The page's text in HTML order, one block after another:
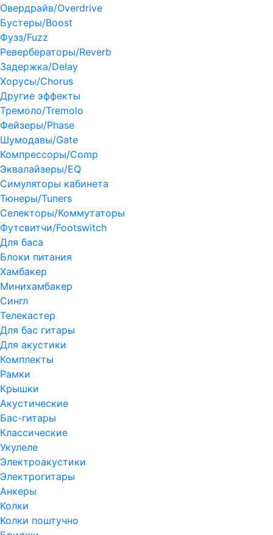
Овердрайв/Overdrive
Бустеры/Boost
Фузз/Fuzz
Ревербераторы/Reverb
Задержка/Delay
Хорусы/Chorus
Другие эффекты
Тремоло/Tremolo
Фейзеры/Phase
Шумодавы/Gate
Компрессоры/Comp
Эквалайзеры/EQ
Симуляторы кабинета
Тюнеры/Tuners
Селекторы/Коммутаторы
Футсвитчи/Footswitch
Для баса
Блоки питания
Хамбакер
Минихамбакер
Сингл
Телекастер
Для бас гитары
Для акустики
Комплекты
Рамки
Крышки
Акустические
Бас-гитары
Классические
Укулеле
Электроакустики
Электрогитары
Анкеры
Колки
Колки поштучно